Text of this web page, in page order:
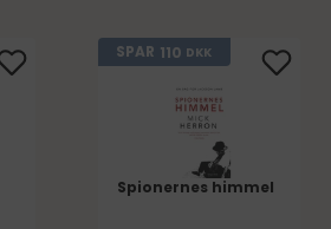
SPAR 110 DKK
Spionernes himmel